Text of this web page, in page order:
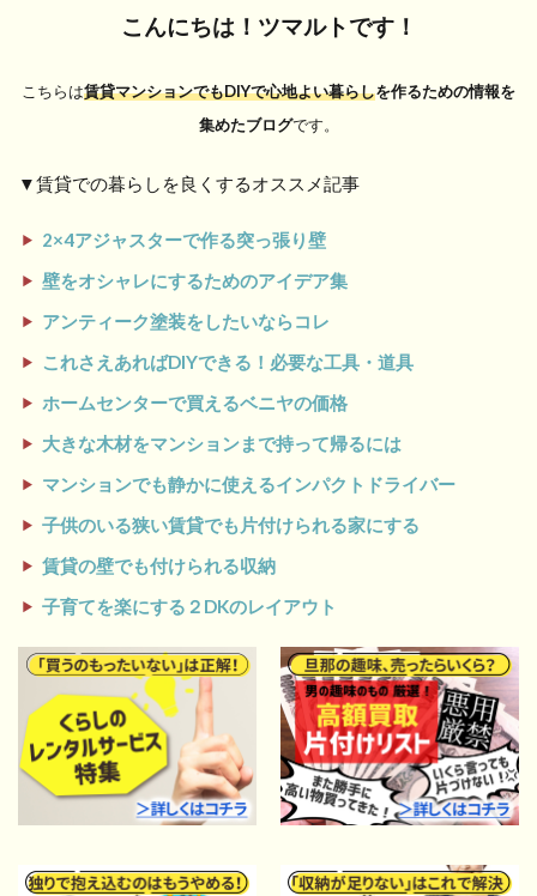
こんにちは！ ツマルトです！
こちらは賃貸マンションでもDIYで心地よい暮らしを作るための情報を
集めたブログです。
▼賃貸での暮らしを良くするオススメ記事
2×4アジャスターで作る突っ張り壁
壁をオシャレにするためのアイデア集
アンティーク塗装をしたいならコレ
これさえあればDIYできる！必要な工具・道具
ホームセンターで買えるベニヤの価格
大きな木材をマンションまで持って帰るには
マンションでも静かに使えるインパクトドライバー
子供のいる狭い賃貸でも片付けられる家にする
賃貸の壁でも付けられる収納
子育てを楽にする２DKのレイアウト